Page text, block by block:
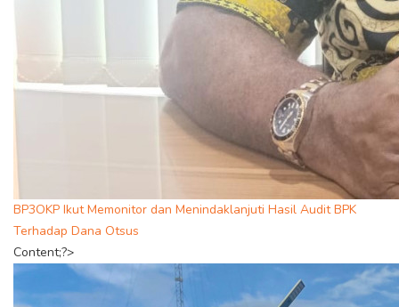
BP3OKP Ikut Memonitor dan Menindaklanjuti Hasil Audit BPK
Terhadap Dana Otsus
Content;?>